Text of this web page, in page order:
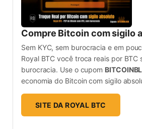
Compre Bitcoin com sigilo
Sem KYC, sem burocracia e em
Royal BTC você troca reais por BTC
burocracia. Use o cupom
economia do Bitcoin com sigilo
SITE DA ROYAL BTC